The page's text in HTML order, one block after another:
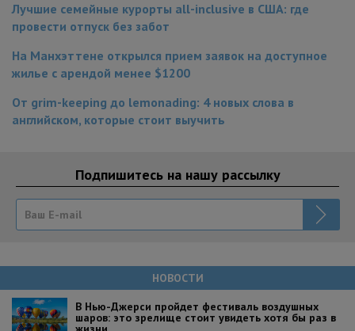
Лучшие семейные курорты all-inclusive в США: где
провести отпуск без забот
На Манхэттене открылся прием заявок на доступное
жилье с арендой менее $1200
От grim-keeping до lemonading: 4 новых слова в
английском, которые стоит выучить
Подпишитесь на нашу рассылку
НОВОСТИ
В Нью-Джерси пройдет фестиваль воздушных
шаров: это зрелище стоит увидеть хотя бы раз в